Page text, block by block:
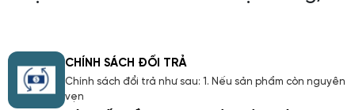
CHÍNH SÁCH ĐỔI TRẢ
Chính sách đổi trả như sau: 1. Nếu sản phẩm còn nguyên
vẹn